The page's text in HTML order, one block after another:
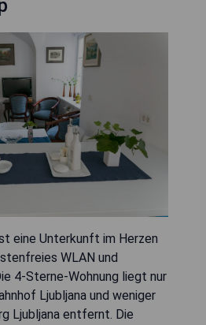
eine Unterkunft im Herzen
WLAN und
4-Sterne-Wohnung liegt nur
Ljubljana und weniger
Ljubljana entfernt. Die